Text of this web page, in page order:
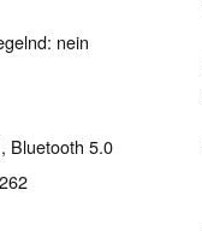
nein
Bluetooth 5.0